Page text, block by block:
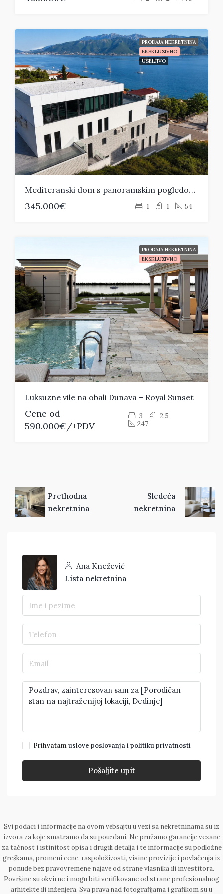
PRODAJA NEKRETNINA
EKSKLUZIVNO
USELJIVO
Mediteranski dom s panoramskim pogledom na more – Luštica, Tivat
345.000€ 1 1 54
PRODAJA NEKRETNINA
EKSKLUZIVNO
Luksuzne vile na obali Dunava – Royal Sunset
Cene od
590.000€/+PDV
3
2.5
247
Prethodna
nekretnina
Sledeća
nekretnina
Ana Knežević
Lista nekretnina
Prihvatamuslove poslovanja i politiku privatnosti
Pošaljite upit
Svi podaci i informacije na ovom vebsajtu u vezi sa nekretninama su iz
izvora za koje smatramo da su pouzdani. Ne pružamo garancije vezane
za tačnost i istinitost opisa i drugih detalja i te informacije su podložne
greškama, promeni cene, raspoloživosti, visine provizije i povlačenja iz
ponude bez pravovremene najave od strane vlasnika ili investitora.
Površine su okvirne i mogu biti verifikovane od strane profesionalnog
arhitekte ili inženjera. Sva prava nad fotografijama i grafikom su u